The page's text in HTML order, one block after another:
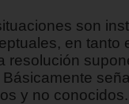
son
en tanto
resolución
y no conocidos.